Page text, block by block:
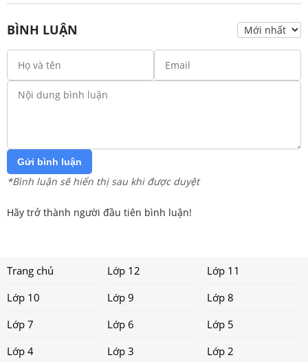
BÌNH LUẬN
Gửi bình luận
*Bình luận sẽ hiển thị sau khi được duyệt
Hãy trở thành người đầu tiên bình luận!
Trang chủ Lớp 12
Lớp 11
Lớp 10
Lớp 9
Lớp 8
Lớp 7
Lớp 6
Lớp 5
Lớp 4
Lớp 3 Lớp 2